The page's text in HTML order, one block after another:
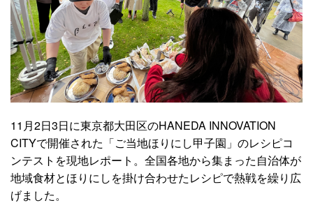
11月2日3日に東京都大田区のHANEDA INNOVATION
CITYで開催された「ご当地ほりにし甲子園」のレシピコ
ンテストを現地レポート。全国各地から集まった自治体が
地域食材とほりにしを掛け合わせたレシピで熱戦を繰り広
げました。